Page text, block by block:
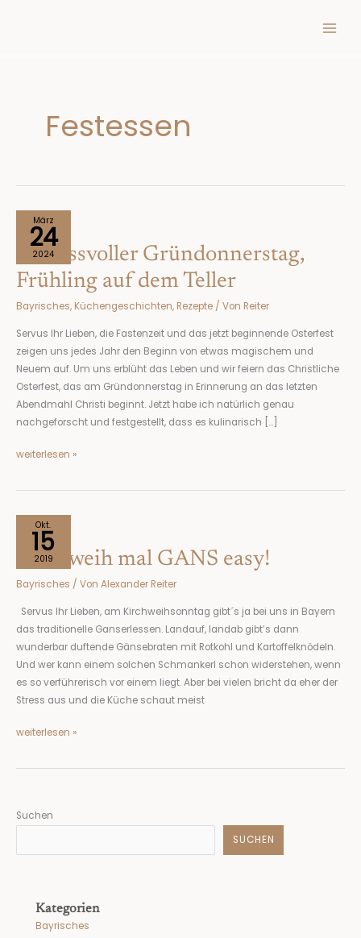
Festessen
März
24
2024
Genussvoller Gründonnerstag,
Frühling auf dem Teller
Bayrisches, Küchengeschichten, Rezepte / Von Reiter
Servus Ihr Lieben, die Fastenzeit und das jetzt beginnende Osterfest
zeigen uns jedes Jahr den Beginn von etwas magischem und
Neuem auf. Um uns erblüht das Leben und wir feiern das Christliche
Osterfest, das am Gründonnerstag in Erinnerung an das letzten
Abendmahl Christi beginnt. Jetzt habe ich natürlich genau
nachgeforscht und festgestellt, dass es kulinarisch […]
Genussvoller
Gründonnerstag,
Frühling
auf
dem
Teller
weiterlesen »
Okt.
15
2019
Kirchweih mal GANS easy!
Bayrisches / Von Alexander Reiter
Servus Ihr Lieben, am Kirchweihsonntag gibt´s ja bei uns in Bayern
das traditionelle Ganserlessen. Landauf, landab gibt’s dann
wunderbar duftende Gänsebraten mit Rotkohl und Kartoffelknödeln.
Und wer kann einem solchen Schmankerl schon widerstehen, wenn
es so verführerisch vor einem liegt. Aber bei vielen bricht da eher der
Stress aus und die Küche schaut meist
Kirchweih
GANS
weiterlesen »
Suchen
SUCHEN
Kategorien
Bayrisches